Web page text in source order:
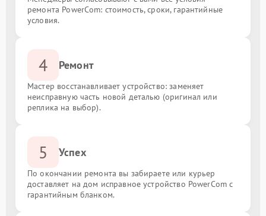
ремонта PowerCom: стоимость, сроки, гарантийные
условия.
4 Ремонт
Мастер восстанавливает устройство: заменяет
неисправную часть новой деталью (оригинал или
реплика на выбор).
5 Успех
По окончании ремонта вы забираете или курьер
доставляет на дом исправное устройство PowerCom с
гарантийным бланком.